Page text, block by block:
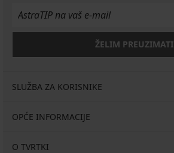
€
ŽELIM PREUZIMATI
SLUŽBA ZA KORISNIKE
OPĆE INFORMACIJE
O TVRTKI